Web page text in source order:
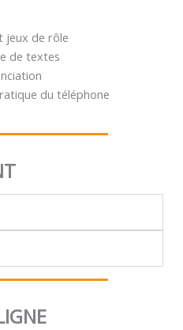
jeux de rôle
de textes
du téléphone